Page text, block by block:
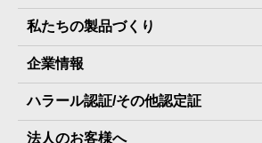
みんなの保存⾷
The Next Dekade10年保存
The Next Dekade7年保存
JARAペットフード7年保存
私たちの製品づくり
SDGSへの取り組み
JARA(ペット⽤防災備蓄⾷)について
地産地消パッケージについて
企業情報
社⻑ご挨拶
ハラール認証/その他認定証
法人のお客様へ